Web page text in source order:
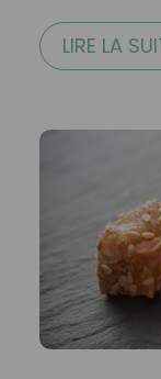
LIRE LA